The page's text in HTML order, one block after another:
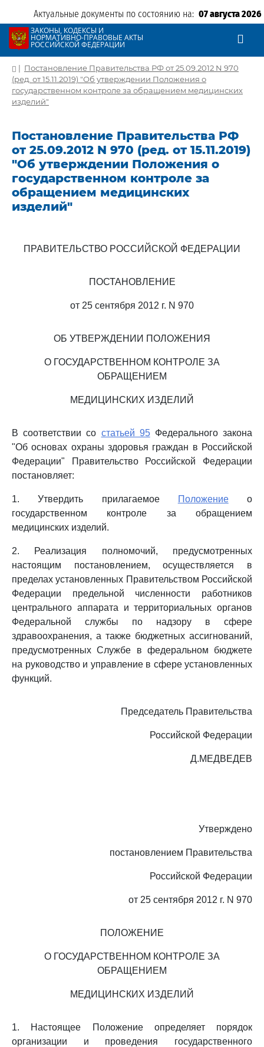
Актуальные документы по состоянию на: 07 августа 2026
ЗАКОНЫ, КОДЕКСЫ И
НОРМАТИВНО-ПРАВОВЫЕ АКТЫ
РОССИЙСКОЙ ФЕДЕРАЦИИ
| Постановление Правительства РФ от 25.09.2012 N 970
(ред. от 15.11.2019) "Об утверждении Положения о
государственном контроле за обращением медицинских
изделий"
Постановление Правительства РФ
от 25.09.2012 N 970 (ред. от 15.11.2019)
"Об утверждении Положения о
государственном контроле за
обращением медицинских
изделий"
ПРАВИТЕЛЬСТВО РОССИЙСКОЙ ФЕДЕРАЦИИ
ПОСТАНОВЛЕНИЕ
от 25 сентября 2012 г. N 970
ОБ УТВЕРЖДЕНИИ ПОЛОЖЕНИЯ
О ГОСУДАРСТВЕННОМ КОНТРОЛЕ ЗА
ОБРАЩЕНИЕМ
МЕДИЦИНСКИХ ИЗДЕЛИЙ
В соответствии со статьей 95Федерального закона
"Об основах охраны здоровья граждан в Российской
Федерации" Правительство Российской Федерации
постановляет:
1. Утвердить прилагаемое Положениео
государственном контроле за обращением
медицинских изделий.
2. Реализация полномочий, предусмотренных
настоящим постановлением, осуществляется в
пределах установленных Правительством Российской
Федерации предельной численности работников
центрального аппарата и территориальных органов
Федеральной службы по надзору в сфере
здравоохранения, а также бюджетных ассигнований,
предусмотренных Службе в федеральном бюджете
на руководство и управление в сфере установленных
функций.
Председатель Правительства
Российской Федерации
Д.МЕДВЕДЕВ
Утверждено
постановлением Правительства
Российской Федерации
от 25 сентября 2012 г. N 970
ПОЛОЖЕНИЕ
О ГОСУДАРСТВЕННОМ КОНТРОЛЕ ЗА
ОБРАЩЕНИЕМ
МЕДИЦИНСКИХ ИЗДЕЛИЙ
1. Настоящее Положение определяет порядок
организации и проведения государственного